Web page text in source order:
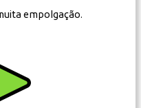
empolgação.